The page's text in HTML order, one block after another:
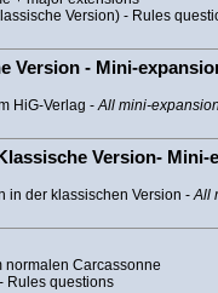
Version) - Rules
Version - Mini-
HiG-Verlag -All mini-
Version- Mini-
in der klassischen Version -All
normalen Carcassonne
Rules questions